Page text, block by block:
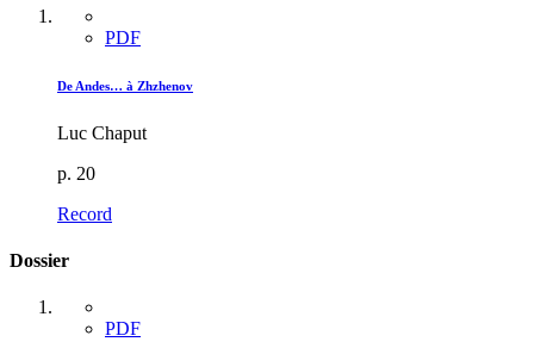
PDF
De Andes… à Zhzhenov
Luc Chaput
p. 20
Record
Dossier
PDF